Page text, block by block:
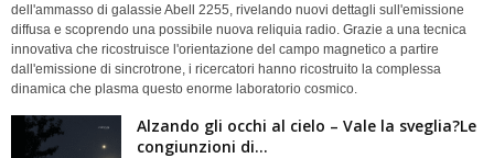
dell'ammasso di galassie Abell 2255, rivelando nuovi dettagli sull'emissione
diffusa e scoprendo una possibile nuova reliquia radio. Grazie a una tecnica
innovativa che ricostruisce l'orientazione del campo magnetico a partire
dall'emissione di sincrotrone, i ricercatori hanno ricostruito la complessa
dinamica che plasma questo enorme laboratorio cosmico.
Alzando gli occhi al cielo – Vale la sveglia?Le
congiunzioni di...